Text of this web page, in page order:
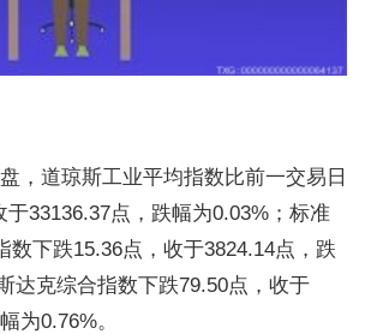
，道琼斯工业平均指数比前一交易日
于33136.37点，跌幅为0.03%；标准
数下跌15.36点，收于3824.14点，跌
达克综合指数下跌79.50点，收于
为0.76%。